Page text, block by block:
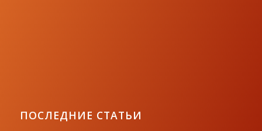
ПОСЛЕДНИЕ СТАТЬИ